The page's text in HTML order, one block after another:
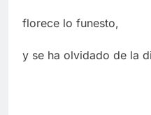
florece lo funesto,
y se ha olvidado de la